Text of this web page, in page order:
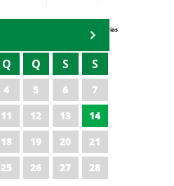
Agenda Secretárias
Q Q S S
4 5 6
7
11 12 13
14
18 19 20
21
25 26 27
28